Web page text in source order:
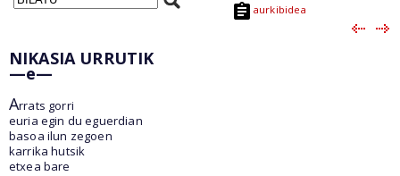
aurkibidea
NIKASIA URRUTIK
—e—
Arrats gorri
euria egin du eguerdian
basoa ilun zegoen
karrika hutsik
etxea bare